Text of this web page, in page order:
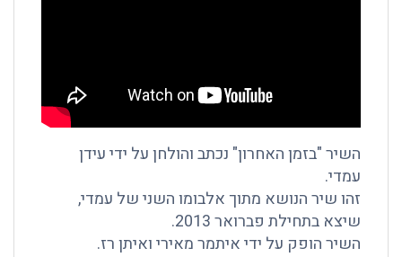
השיר "בזמן האחרון" נכתב והולחן על ידי עידן
עמדי.
זהו שיר הנושא מתוך אלבומו השני של עמדי,
שיצא בתחילת פברואר 2013.
השיר הופק על ידי איתמר מאירי ואיתן רז.